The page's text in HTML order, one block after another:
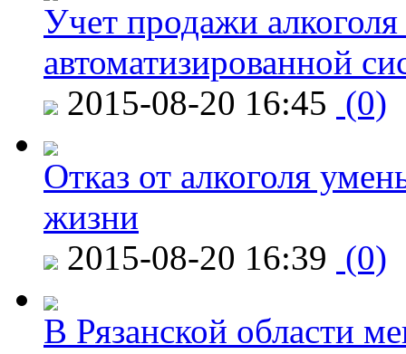
Учет продажи
автоматизированной
2015-08-20 16:45 (0)
Отказ от алкоголя
жизни
2015-08-20 16:39 (0)
В Рязанской области